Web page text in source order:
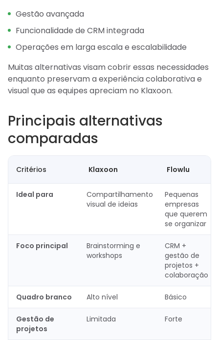
Gestão avançada
Funcionalidade de CRM integrada
Operações em larga escala e escalabilidade
Muitas alternativas visam cobrir essas necessidades
enquanto preservam a experiência colaborativa e
visual que as equipes apreciam no Klaxoon.
Principais alternativas
comparadas
Critérios Klaxoon Flowlu
Ideal para
Compartilhamento
visual de ideias
Pequenas
empresas
que querem
se organizar
Foco principal
Brainstorming e
workshops
CRM +
gestão de
projetos +
colaboração
Quadro branco Alto nível Básico
Gestão de
projetos
Limitada Forte